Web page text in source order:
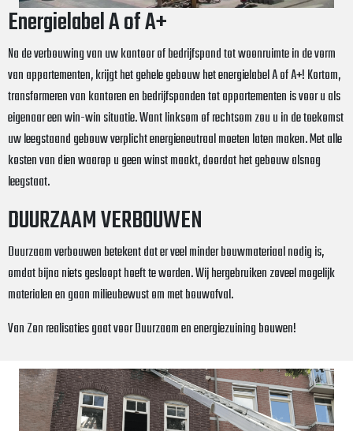
Energielabel A of A+
Na de verbouwing van uw kantoor of bedrijfspand tot woonruimte in de vorm
van appartementen, krijgt het gehele gebouw het energielabel A of A+! Kortom,
transformeren van kantoren en bedrijfspanden tot appartementen is voor u als
eigenaar een win-win situatie. Want linksom of rechtsom zou u in de toekomst
uw leegstaand gebouw verplicht energieneutraal moeten laten maken. Met alle
kosten van dien waarop u geen winst maakt, doordat het gebouw alsnog
leegstaat.
DUURZAAM VERBOUWEN
Duurzaam verbouwen betekent dat er veel minder bouwmateriaal nodig is,
omdat bijna niets gesloopt hoeft te worden. Wij hergebruiken zoveel mogelijk
materialen en gaan milieubewust om met bouwafval.
Van Zon realisaties gaat voor Duurzaam en energiezuining bouwen!